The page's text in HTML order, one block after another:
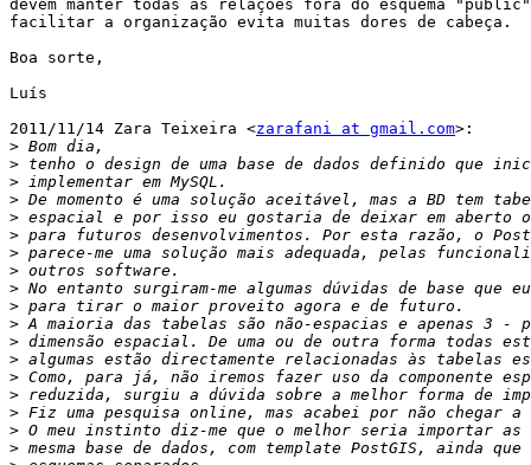
devem manter todas as relações fora do esquema
facilitar a organização evita muitas dores de cabeça.
Boa sorte,
Luís
2011/11/14 Zara Teixeira <zarafani at gmail.com>:
>
>
>
>
>
>
>
>
>
>
>
>
>
>
>
>
>
>